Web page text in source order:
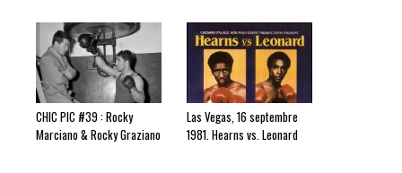
CHIC PIC #39 : Rocky
Marciano & Rocky Graziano
Las Vegas, 16 septembre
1981. Hearns vs. Leonard